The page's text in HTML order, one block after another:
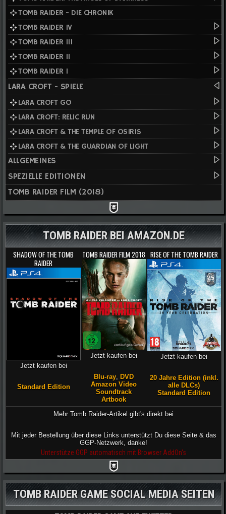
TOMB RAIDER - DIE CHRONIK
TOMB RAIDER IV
TOMB RAIDER III
TOMB RAIDER II
TOMB RAIDER I
LARA CROFT - SPIELE
LARA CROFT GO
LARA CROFT: RELIC RUN
LARA CROFT & THE TEMPLE OF OSIRIS
LARA CROFT & THE GUARDIAN OF LIGHT
ALLGEMEINES
SPEZIELLE EDITIONEN
TOMB RAIDER FILM (2018)
TOMB RAIDER BEI AMAZON.DE
SHADOW OF THE TOMB
RAIDER
Jetzt kaufen bei
Standard Edition
TOMB RAIDER FILM 2018
Jetzt kaufen bei
Blu-ray, DVD
Amazon Video
Soundtrack
Artbook
RISE OF THE TOMB RAIDER
Jetzt kaufen bei
20 Jahre Edition (inkl.
alle DLCs)
Standard Edition
Mehr Tomb Raider-Artikel gibt's direkt bei
Mit jeder Bestellung über diese Links unterstützt Du diese Seite & das
GGP-Netzwerk, danke!
Unterstütze GGP automatisch mit Browser AddOn's
TOMB RAIDER GAME SOCIAL MEDIA SEITEN